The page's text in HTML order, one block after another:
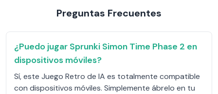
Preguntas Frecuentes
¿Puedo jugar Sprunki Simon Time Phase 2 en
dispositivos móviles?
Sí, este Juego Retro de IA es totalmente compatible
con dispositivos móviles. Simplemente ábrelo en tu